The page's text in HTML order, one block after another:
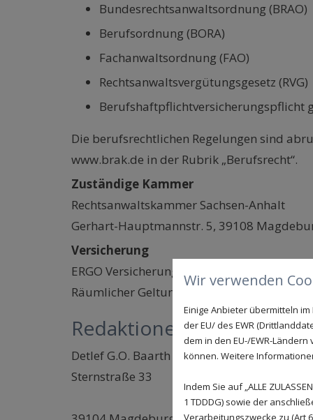
Bundesrechtsanwaltsordnung (BRAO)
Berufsordnung (BORA)
Fachanwaltsordnung (FAO)
Rechtsanwaltsvergütungsgesetz (RVG)
Berufshaftpflichtversicherungspflicht
Die berufsrechtlichen Regelungen sind
www.brak.de in der Rubrik „Berufsrecht“.
Zuständige Kammer
Rechtsanwaltskammer Sachsen-Anhalt
Gerhart-Hauptmannstr. 5, 39108
Versicherung
ERGO Versicherung AG, Victoriaplatz 1,
Räumlicher Geltungsbereich der
Redaktionell
Detlef G.O. Baarth
Sternstraße 33
Wir verwenden
Einige Anbieter übermitteln
der EU/ des EWR
dem in den EU-/EWR-
können. Weitere
Indem Sie auf „ALLE
1 TDDDG) sowie der
Verarbeitungszwecke zu (Art 6